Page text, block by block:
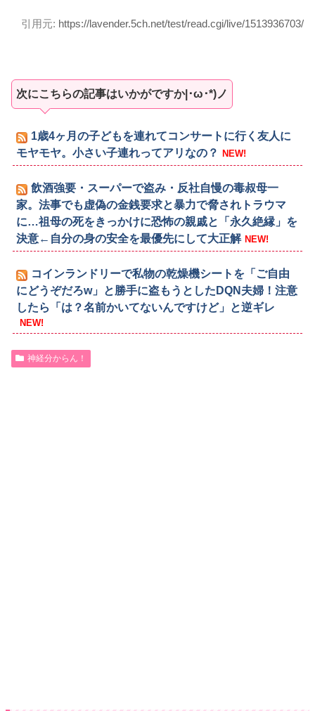
引用元: https://lavender.5ch.net/test/read.cgi/live/1513936703/
次にこちらの記事はいかがですか|･ω･*)ノ
1歳4ヶ月の子どもを連れてコンサートに行く友人に
モヤモヤ。小さい子連れってアリなの？
NEW!
飲酒強要・スーパーで盗み・反社自慢の毒叔母一
家。法事でも虚偽の金銭要求と暴力で脅されトラウマ
に…祖母の死をきっかけに恐怖の親戚と「永久絶縁」を
決意←自分の身の安全を最優先にして大正解 NEW!
コインランドリーで私物の乾燥機シートを「ご自由
にどうぞだろw」と勝手に盗もうとしたDQN夫婦！注意
したら「は？名前かいてないんですけど」と逆ギレ
NEW!
神経分からん！